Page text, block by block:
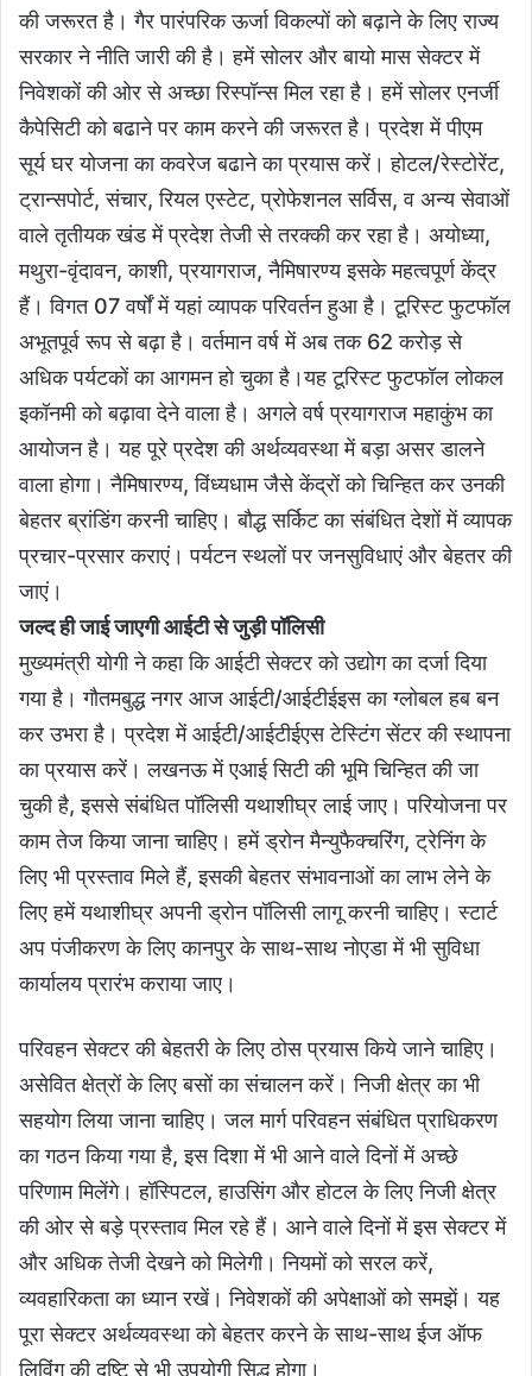
की जरूरत है। गैर पारंपरिक ऊर्जा विकल्पों को बढ़ाने के लिए राज्य
सरकार ने नीति जारी की है। हमें सोलर और बायो मास सेक्टर में
निवेशकों की ओर से अच्छा रिस्पॉन्स मिल रहा है। हमें सोलर एनर्जी
कैपेसिटी को बढाने पर काम करने की जरूरत है। प्रदेश में पीएम
सूर्य घर योजना का कवरेज बढाने का प्रयास करें। होटल/रेस्टोरेंट,
ट्रान्सपोर्ट, संचार, रियल एस्टेट, प्रोफेशनल सर्विस, व अन्य सेवाओं
वाले तृतीयक खंड में प्रदेश तेजी से तरक्की कर रहा है। अयोध्या,
मथुरा-वृंदावन, काशी, प्रयागराज, नैमिषारण्य इसके महत्वपूर्ण केंद्र
हैं। विगत 07 वर्षों में यहां व्यापक परिवर्तन हुआ है। टूरिस्ट फुटफॉल
अभूतपूर्व रूप से बढ़ा है। वर्तमान वर्ष में अब तक 62 करोड़ से
अधिक पर्यटकों का आगमन हो चुका है।यह टूरिस्ट फुटफॉल लोकल
इकॉनमी को बढ़ावा देने वाला है। अगले वर्ष प्रयागराज महाकुंभ का
आयोजन है। यह पूरे प्रदेश की अर्थव्यवस्था में बड़ा असर डालने
वाला होगा। नैमिषारण्य, विंध्यधाम जैसे केंद्रों को चिन्हित कर उनकी
बेहतर ब्रांडिंग करनी चाहिए। बौद्ध सर्किट का संबंधित देशों में व्यापक
प्रचार-प्रसार कराएं। पर्यटन स्थलों पर जनसुविधाएं और बेहतर की
जाएं।
जल्द ही जाई जाएगी आईटी से जुड़ी पॉलिसी
मुख्यमंत्री योगी ने कहा कि आईटी सेक्टर को उद्योग का दर्जा दिया
गया है। गौतमबुद्ध नगर आज आईटी/आईटीईइस का ग्लोबल हब बन
कर उभरा है। प्रदेश में आईटी/आईटीईएस टेस्टिंग सेंटर की स्थापना
का प्रयास करें। लखनऊ में एआई सिटी की भूमि चिन्हित की जा
चुकी है, इससे संबंधित पॉलिसी यथाशीघ्र लाई जाए। परियोजना पर
काम तेज किया जाना चाहिए। हमें ड्रोन मैन्युफैक्चरिंग, ट्रेनिंग के
लिए भी प्रस्ताव मिले हैं, इसकी बेहतर संभावनाओं का लाभ लेने के
लिए हमें यथाशीघ्र अपनी ड्रोन पॉलिसी लागू करनी चाहिए। स्टार्ट
अप पंजीकरण के लिए कानपुर के साथ-साथ नोएडा में भी सुविधा
कार्यालय प्रारंभ कराया जाए।
परिवहन सेक्टर की बेहतरी के लिए ठोस प्रयास किये जाने चाहिए।
असेवित क्षेत्रों के लिए बसों का संचालन करें। निजी क्षेत्र का भी
सहयोग लिया जाना चाहिए। जल मार्ग परिवहन संबंधित प्राधिकरण
का गठन किया गया है, इस दिशा में भी आने वाले दिनों में अच्छे
परिणाम मिलेंगे। हॉस्पिटल, हाउसिंग और होटल के लिए निजी क्षेत्र
की ओर से बड़े प्रस्ताव मिल रहे हैं। आने वाले दिनों में इस सेक्टर में
और अधिक तेजी देखने को मिलेगी। नियमों को सरल करें,
व्यवहारिकता का ध्यान रखें। निवेशकों की अपेक्षाओं को समझें। यह
पूरा सेक्टर अर्थव्यवस्था को बेहतर करने के साथ-साथ ईज ऑफ
लिविंग की दृष्टि से भी उपयोगी सिद्ध होगा।